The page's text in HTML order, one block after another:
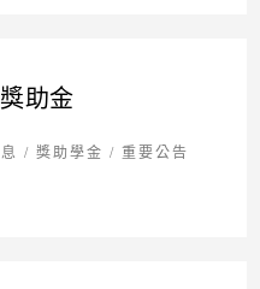
助金
/ 獎助學金 / 重要公告